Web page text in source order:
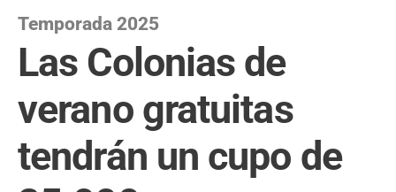
Temporada 2025
Las Colonias de
verano gratuitas
tendrán un cupo de